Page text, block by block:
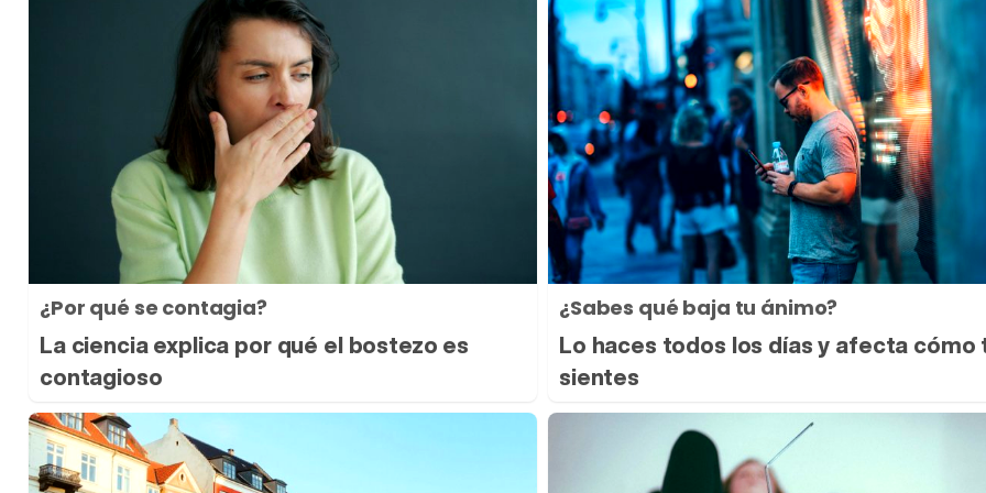
¿Por qué se contagia?
La ciencia explica por qué el bostezo es
contagioso
¿Sabes qué baja tu ánimo?
Lo haces todos los días y afecta cómo
sientes